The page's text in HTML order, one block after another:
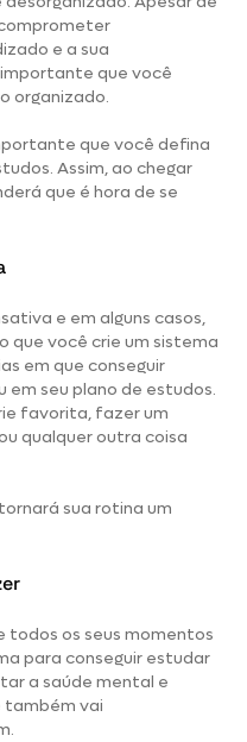
e a sua
que você
organizado.
que você defina
Assim, ao chegar
que é hora de se
e em alguns casos,
que você crie um sistema
em que conseguir
em seu plano de estudos.
favorita, fazer um
qualquer outra coisa
sua rotina um
todos os seus momentos
para conseguir estudar
a saúde mental e
também vai